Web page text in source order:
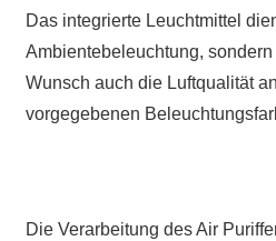
Das integrierte Leuchtmittel
Ambientebeleuchtung,
Wunsch auch die Luftqualität
vorgegebenen
Die Verarbeitung des Air